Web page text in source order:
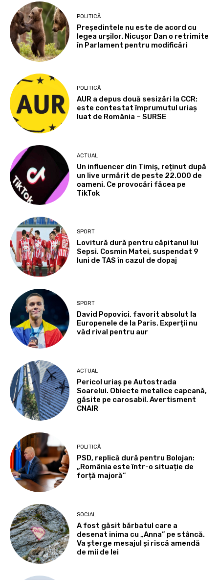
POLITICĂ
Președintele nu este de acord cu
legea urșilor. Nicușor Dan o retrimite
în Parlament pentru modificări
POLITICĂ
AUR a depus două sesizări la CCR:
este contestat împrumutul uriaș
luat de România – SURSE
ACTUAL
Un influencer din Timiș, reținut după
un live urmărit de peste 22.000 de
oameni. Ce provocări făcea pe
TikTok
SPORT
Lovitură dură pentru căpitanul lui
Sepsi. Cosmin Matei, suspendat 9
luni de TAS în cazul de dopaj
SPORT
David Popovici, favorit absolut la
Europenele de la Paris. Experții nu
văd rival pentru aur
ACTUAL
Pericol uriaș pe Autostrada
Soarelui. Obiecte metalice capcană,
găsite pe carosabil. Avertisment
CNAIR
POLITICĂ
PSD, replică dură pentru Bolojan:
„România este într-o situație de
forță majoră”
SOCIAL
A fost găsit bărbatul care a
desenat inima cu „Anna” pe stâncă.
Va șterge mesajul și riscă amendă
de mii de lei